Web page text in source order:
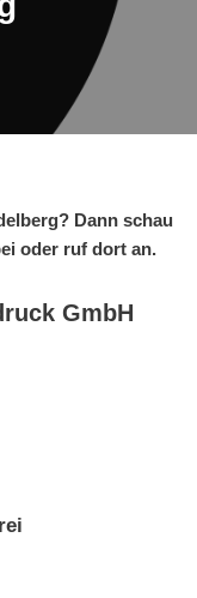
Dann schau
oder ruf dort an.
GmbH